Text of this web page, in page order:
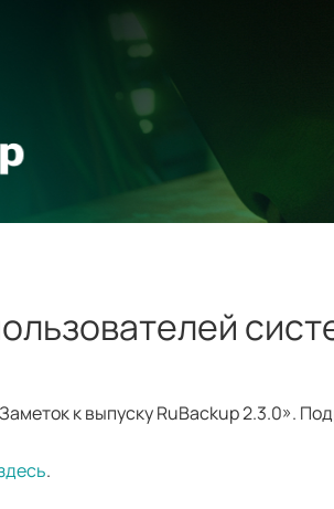
к выпуску RuBackup 2.3.0».
.